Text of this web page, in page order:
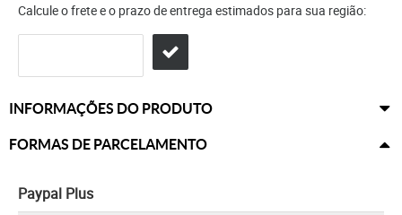
Calcule o frete e o prazo de entrega estimados para sua região:
INFORMAÇÕES DO PRODUTO
FORMAS DE PARCELAMENTO
Paypal Plus